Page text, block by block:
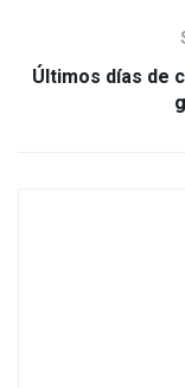
Últimos días de